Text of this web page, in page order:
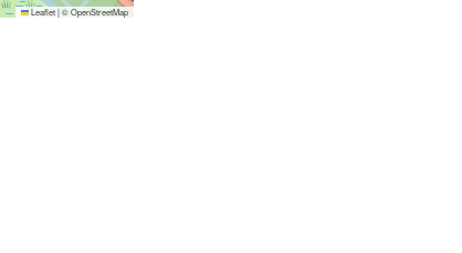
Leaflet|©OpenStreetMap